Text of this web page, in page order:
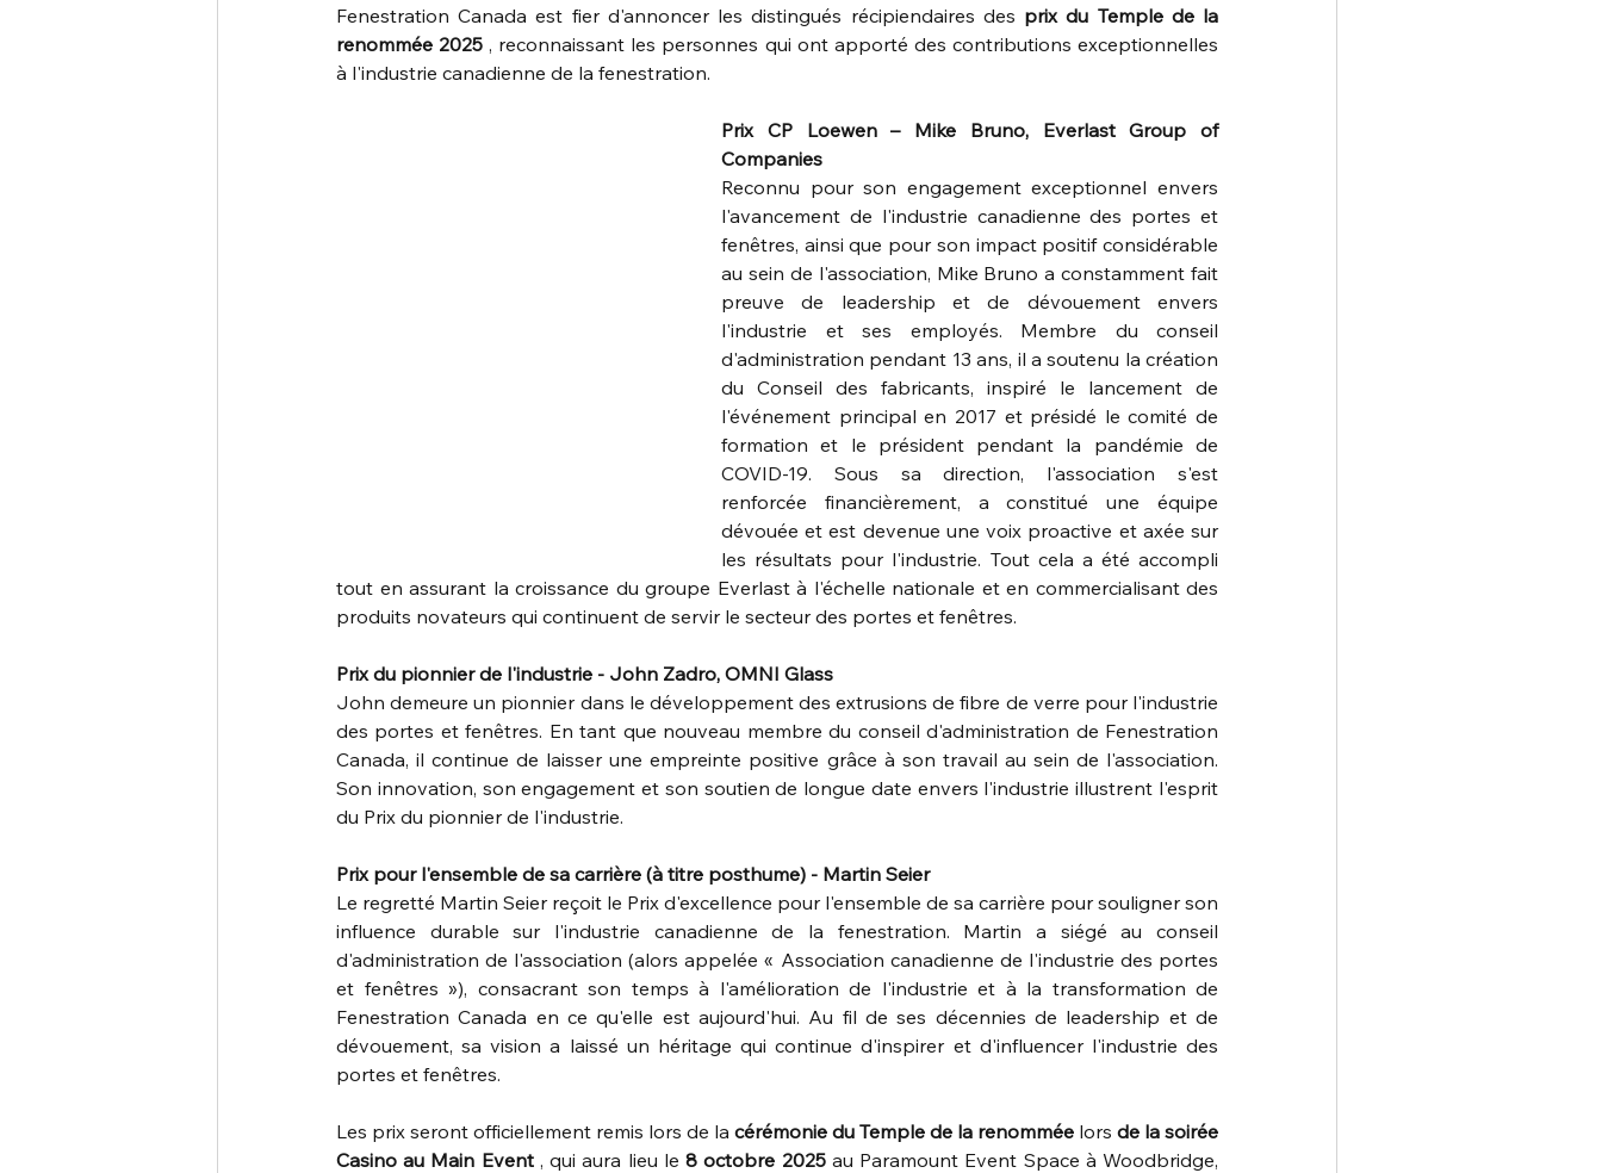
Fenestration Canada est fier d'annoncer les distingués récipiendaires des prix du Temple de la
renommée 2025 , reconnaissant les personnes qui ont apporté des contributions exceptionnelles
à l'industrie canadienne de la fenestration.
Prix CP Loewen – Mike Bruno, Everlast Group of
Companies
Reconnu pour son engagement exceptionnel envers
l'avancement de l'industrie canadienne des portes et
fenêtres, ainsi que pour son impact positif considérable
au sein de l'association, Mike Bruno a constamment fait
preuve de leadership et de dévouement envers
l'industrie et ses employés. Membre du conseil
d'administration pendant 13 ans, il a soutenu la création
du Conseil des fabricants, inspiré le lancement de
l'événement principal en 2017 et présidé le comité de
formation et le président pendant la pandémie de
COVID-19. Sous sa direction, l'association s'est
renforcée financièrement, a constitué une équipe
dévouée et est devenue une voix proactive et axée sur
les résultats pour l'industrie. Tout cela a été accompli
tout en assurant la croissance du groupe Everlast à l'échelle nationale et en commercialisant des
produits novateurs qui continuent de servir le secteur des portes et fenêtres.
Prix du pionnier de l'industrie - John Zadro, OMNI Glass
John demeure un pionnier dans le développement des extrusions de fibre de verre pour l'industrie
des portes et fenêtres. En tant que nouveau membre du conseil d'administration de Fenestration
Canada, il continue de laisser une empreinte positive grâce à son travail au sein de l'association.
Son innovation, son engagement et son soutien de longue date envers l'industrie illustrent l'esprit
du Prix du pionnier de l'industrie.
Prix pour l'ensemble de sa carrière (à titre posthume) - Martin Seier
Le regretté Martin Seier reçoit le Prix d'excellence pour l'ensemble de sa carrière pour souligner son
influence durable sur l'industrie canadienne de la fenestration. Martin a siégé au conseil
d'administration de l'association (alors appelée « Association canadienne de l'industrie des portes
et fenêtres »), consacrant son temps à l'amélioration de l'industrie et à la transformation de
Fenestration Canada en ce qu'elle est aujourd'hui. Au fil de ses décennies de leadership et de
dévouement, sa vision a laissé un héritage qui continue d'inspirer et d'influencer l'industrie des
portes et fenêtres.
Les prix seront officiellement remis lors de la cérémonie du Temple de la renommée lors de la soirée
Casino au Main Event , qui aura lieu le 8 octobre 2025 au Paramount Event Space à Woodbridge,